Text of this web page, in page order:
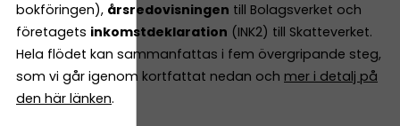
bokföringen), årsredovisningen till Bolagsverket och
företagets inkomstdeklaration (INK2) till Skatteverket.
Hela flödet kan sammanfattas i fem övergripande steg,
som vi går igenom kortfattat nedan och mer i detalj på
den här länken.